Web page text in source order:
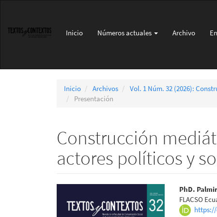
principal
Inicio Números actuales Archivo
Inicio Archivos
Vol. 1 Núm. 32 (2026):
Presentación
Construcción
actores políticos y
lateral
PhD.
FLACSO
https://